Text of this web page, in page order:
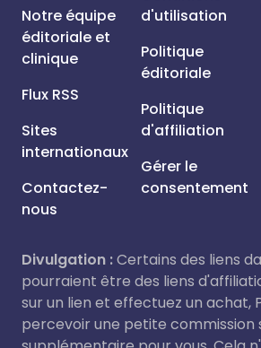
Notre équipe
éditoriale et
clinique
Flux RSS
Sites
internationaux
Contactez-
nous
d'utilisation
Politique
éditoriale
Politique
d'affiliation
Gérer le
consentement
Divulgation :Certains des liens
pourraient être des liens
sur un lien et effectuez un achat,
percevoir une petite commission